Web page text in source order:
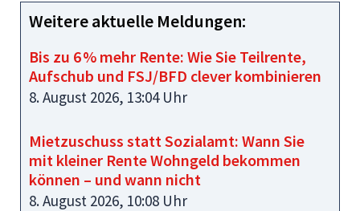
Weitere aktuelle Meldungen:
Bis zu 6 % mehr Rente: Wie Sie Teilrente,
Aufschub und FSJ/BFD clever kombinieren
8. August 2026, 13:04 Uhr
Mietzuschuss statt Sozialamt: Wann Sie
mit kleiner Rente Wohngeld bekommen
können – und wann nicht
8. August 2026, 10:08 Uhr